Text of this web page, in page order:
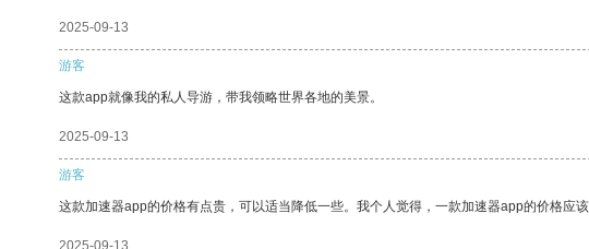
2025-09-13
游客
这款app就像我的私人导游，带我领略世界各地的美景。
2025-09-13
游客
这款加速器app的价格有点贵，可以适当降低一些。我个人觉得，一款加速器app的价格应该
2025-09-13